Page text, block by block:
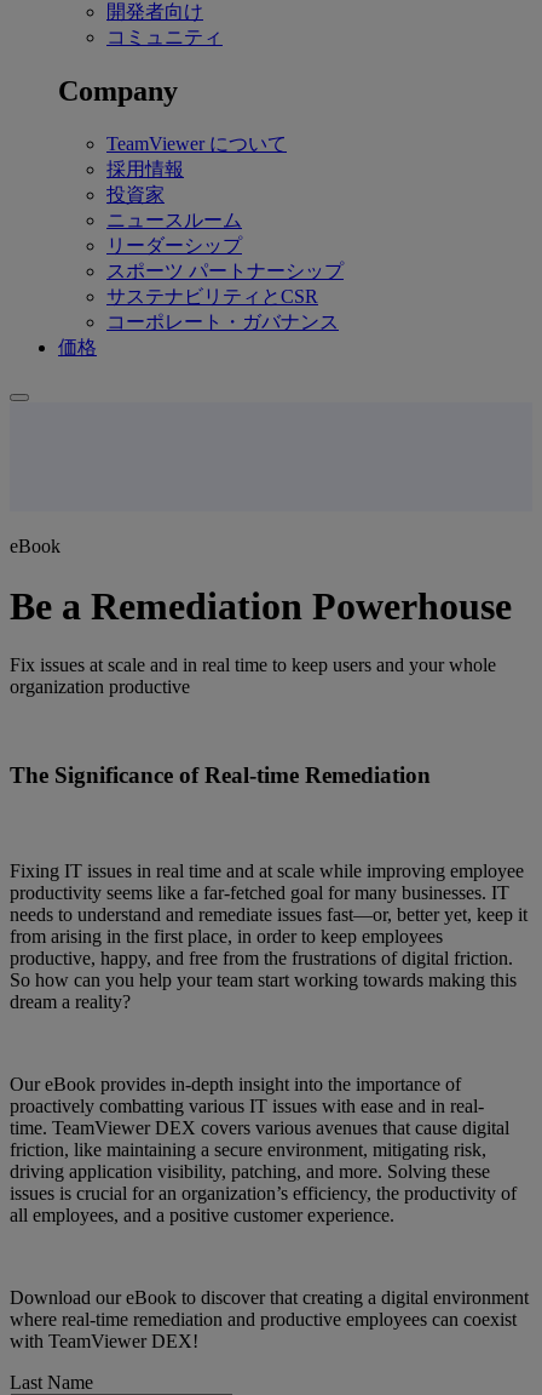
開発者向け
コミュニティ
Company
TeamViewer について
採用情報
投資家
ニュースルーム
リーダーシップ
スポーツ パートナーシップ
サステナビリティとCSR
コーポレート・ガバナンス
価格
eBook
Be a Remediation Powerhouse
Fix issues at scale and in real time to keep users and your whole
organization productive
The Significance of Real-time Remediation
Fixing IT issues in real time and at scale while improving employee
productivity seems like a far-fetched goal for many businesses. IT
needs to understand and remediate issues fast—or, better yet, keep it
from arising in the first place, in order to keep employees
productive, happy, and free from the frustrations of digital friction.
So how can you help your team start working towards making this
dream a reality?
Our eBook provides in-depth insight into the importance of
proactively combatting various IT issues with ease and in real-
time. TeamViewer DEX covers various avenues that cause digital
friction, like maintaining a secure environment, mitigating risk,
driving application visibility, patching, and more. Solving these
issues is crucial for an organization’s efficiency, the productivity of
all employees, and a positive customer experience.
Download our eBook to discover that creating a digital environment
where real-time remediation and productive employees can coexist
with TeamViewer DEX!
Last Name